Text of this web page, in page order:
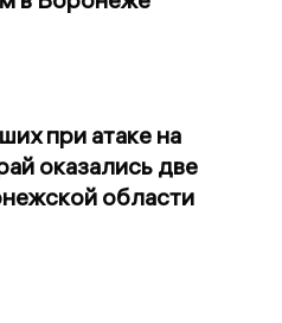
при атаке на
оказались две
области